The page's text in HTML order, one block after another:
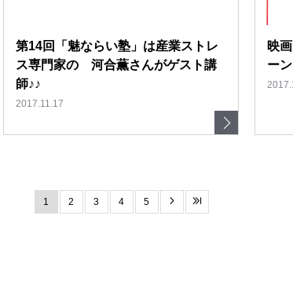
第14回「魅ならい塾」は産業ストレ
ス専門家の 河合薫さんがゲスト講
師♪♪
2017.11.17
映
ー
1 2 3 4 5